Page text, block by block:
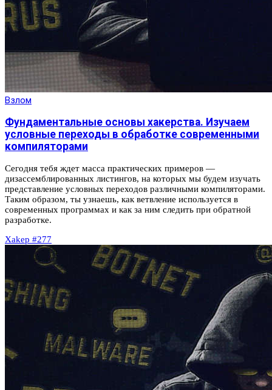
Взлом
Фундаментальные основы хакерства. Изучаем
условные переходы в обработке современными
компиляторами
Сегодня тебя ждет масса практических примеров —
дизассемблированных листингов, на которых мы будем изучать
представление условных переходов различными компиляторами.
Таким образом, ты узнаешь, как ветвление используется в
современных программах и как за ним следить при обратной
разработке.
Xakep #277